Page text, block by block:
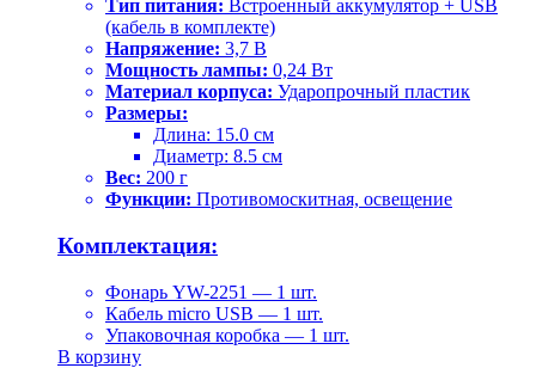
Тип питания: Встроенный аккумулятор + USB
(кабель в комплекте)
Напряжение: 3,7 В
Мощность лампы: 0,24 Вт
Материал корпуса: Ударопрочный пластик
Размеры:
Длина: 15.0 см
Диаметр: 8.5 см
Вес: 200 г
Функции: Противомоскитная, освещение
Комплектация:
Фонарь YW-2251 — 1 шт.
Кабель micro USB — 1 шт.
Упаковочная коробка — 1 шт.
В корзину